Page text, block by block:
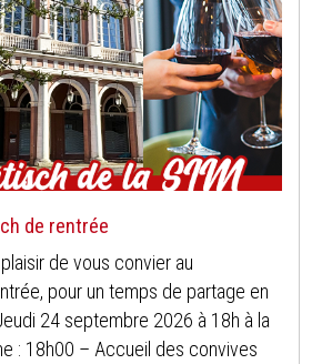
de rentrée
de vous convier au
pour un temps de partage en
24 septembre 2026 à 18h à la
: 18h00 – Accueil des convives